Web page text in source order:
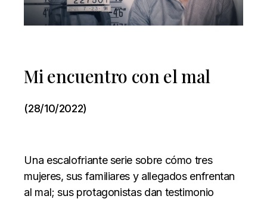
Mi encuentro con el mal
(28/10/2022)
Una escalofriante serie sobre cómo tres
mujeres, sus familiares y allegados enfrentan
al mal; sus protagonistas dan testimonio